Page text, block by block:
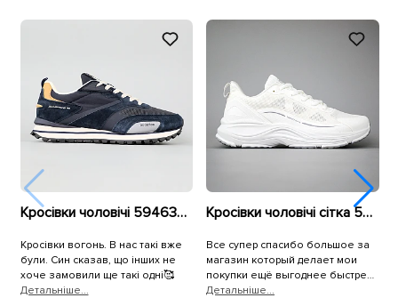
Кросівки чоловічі 594637 Сині
Кросівки вогонь. В нас такі вже
були. Син сказав, що інших не
хоче замовили ще такі одні🥰
Детальнiше...
Кросівки чоловічі сітка 594396 Білі
Все супер спасибо большое за
магазин который делает мои
покупки ещё выгоднее быстрее
и качественнее,спасибо
Детальнiше...